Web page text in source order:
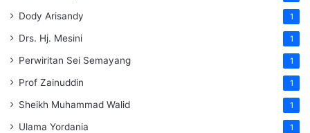
Dody Arisandy 1
Drs. Hj. Mesini 1
Perwiritan Sei Semayang 1
Prof Zainuddin 1
Sheikh Muhammad Walid 1
Ulama Yordania 1